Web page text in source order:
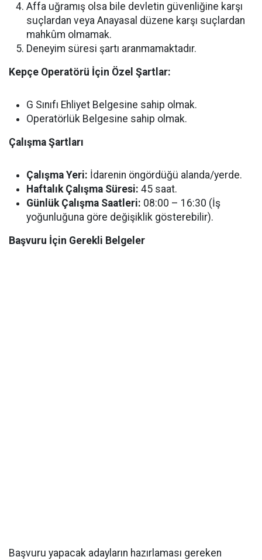
Affa uğramış olsa bile devletin güvenliğine karşı
suçlardan veya Anayasal düzene karşı suçlardan
mahkûm olmamak.
Deneyim süresi şartı aranmamaktadır.
Kepçe Operatörü İçin Özel Şartlar:
G Sınıfı Ehliyet Belgesine sahip olmak.
Operatörlük Belgesine sahip olmak.
Çalışma Şartları
Çalışma Yeri: İdarenin öngördüğü alanda/yerde.
Haftalık Çalışma Süresi: 45 saat.
Günlük Çalışma Saatleri: 08:00 – 16:30 (İş
yoğunluğuna göre değişiklik gösterebilir).
Başvuru İçin Gerekli Belgeler
Başvuru yapacak adayların hazırlaması gereken